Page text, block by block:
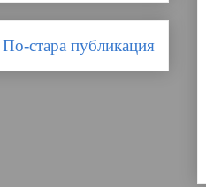
По-стара публикация